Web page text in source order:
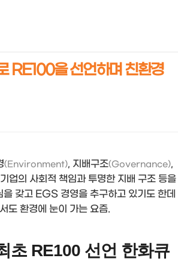
RE100을 선언하며 친환경
(Environment), 지배구조(Governance),
업의 사회적 책임과 투명한 지배 구조 등을
갖고 EGS 경영을 추구하고 있기도 한데
도 환경에 눈이 가는 요즘.
초 RE100 선언 한화큐